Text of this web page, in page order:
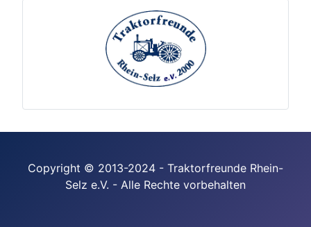
Copyright © 2013-2024 - Traktorfreunde Rhein-
Selz e.V. - Alle Rechte vorbehalten